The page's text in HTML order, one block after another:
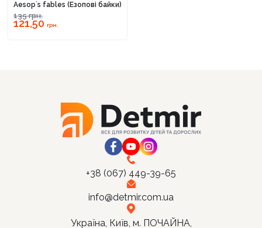
Aesop`s fables (Езопові байки)
135грн.
121,50 грн.
+38 (067) 449-39-65
info@detmir.com.ua
Україна, Київ, м. ПОЧАЙНА,